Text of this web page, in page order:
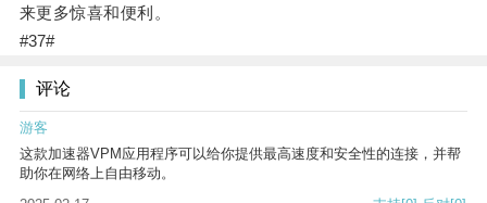
来更多惊喜和便利。
#37#
评论
游客
这款加速器VPM应用程序可以给你提供最高速度和安全性的连接，并帮
助你在网络上自由移动。